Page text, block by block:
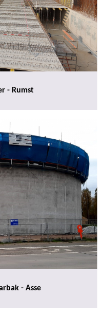
- Rumst
- Asse